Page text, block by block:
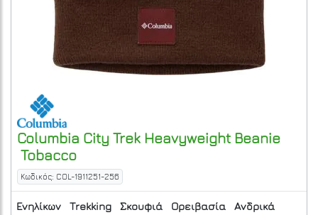
Columbia City Trek Heavyweight Beanie
Tobacco
Κωδικός: COL-1911251-256
Ενηλίκων Trekking Σκουφιά Ορειβασία
Ανδρικά